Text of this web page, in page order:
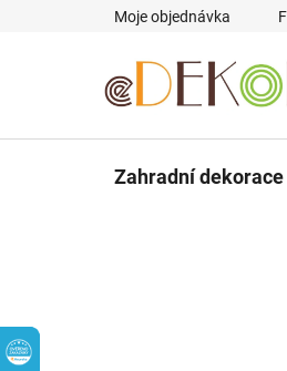
Moje objednávka
Zahradní dekorace